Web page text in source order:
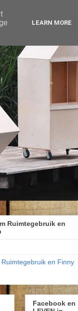
Ruimtegebruik en
Ruimtegebruik en Finny
Facebook en
LEARN MORE